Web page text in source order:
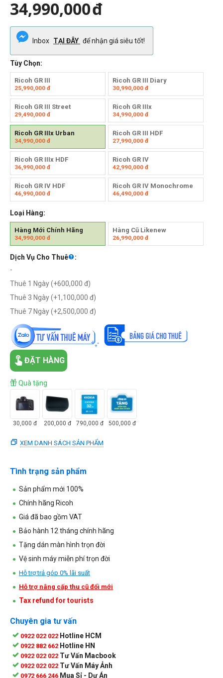
34,990,000đ
Inbox TẠI ĐÂY để nhận giá siêu tốt!
Tùy Chọn:
Ricoh GR III
25,990,000 đ
Ricoh GR III Diary
30,990,000đ
Ricoh GR III Street
29,490,000 đ
Ricoh GR IIIx
34,990,000đ
Ricoh GR IIIx Urban
34,990,000 đ
Ricoh GR III HDF
27,990,000đ
Ricoh GR IIIx HDF
36,990,000 đ
Ricoh GR IV
42,990,000đ
Ricoh GR IV HDF
46,990,000 đ
Ricoh GR IV Monochrome
46,490,000đ
Loại Hàng:
Hàng Mới Chính Hãng
34,990,000 đ
Hàng Cũ Likenew
26,990,000đ
Dịch Vụ Cho Thuê
:
-
Thuê 1 Ngày (+600,000 đ)
Thuê 3 Ngày (+1,100,000 đ)
Thuê 7 Ngày (+2,500,000 đ)
ĐẶT HÀNG
Quà tặng
30,000 đ 200,000 đ 790,000 đ 500,000 đ
XEM DANH SÁCH SẢN PHẨM
Tình trạng sản phẩm
Sản phẩm mới 100%
Chính hãng Ricoh
Giá đã bao gồm VAT
Bảo hành 12 tháng chính hãng
Tặng dán màn hình trọn đời
Vệ sinh máy miễn phí trọn đời
Hỗ trợ trả góp 0% lãi suất
Hỗ trợ nâng cấp thu cũ đổi mới
Tax refund for tourists
Chuyên gia tư vấn
0922 022 022 Hotline HCM
0922 882 662 Hotline HN
0922 022 022 Tư Vấn Macbook
0922 022 022 Tư Vấn Máy Ảnh
0972 666 246 Mua Sỉ - Dự Án